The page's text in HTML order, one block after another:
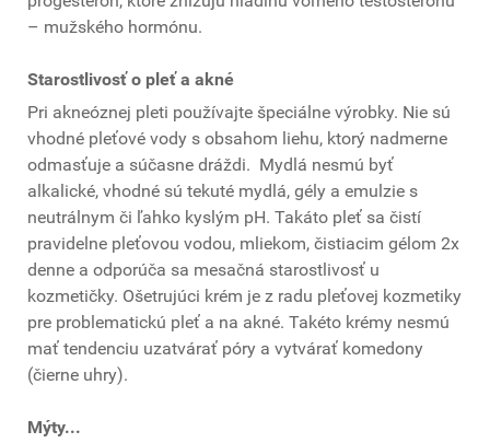
– mužského hormónu.
Starostlivosť o pleť a akné
Pri akneóznej pleti používajte špeciálne výrobky. Nie sú
vhodné pleťové vody s obsahom liehu, ktorý nadmerne
odmasťuje a súčasne dráždi. Mydlá nesmú byť
alkalické, vhodné sú tekuté mydlá, gély a emulzie s
neutrálnym či ľahko kyslým pH. Takáto pleť sa čistí
pravidelne pleťovou vodou, mliekom, čistiacim gélom 2x
denne a odporúča sa mesačná starostlivosť u
kozmetičky. Ošetrujúci krém je z radu pleťovej kozmetiky
pre problematickú pleť a na akné. Takéto krémy nesmú
mať tendenciu uzatvárať póry a vytvárať komedony
(čierne uhry).
Mýty...